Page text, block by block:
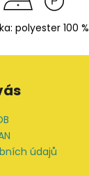
polyester 100 %
údajů